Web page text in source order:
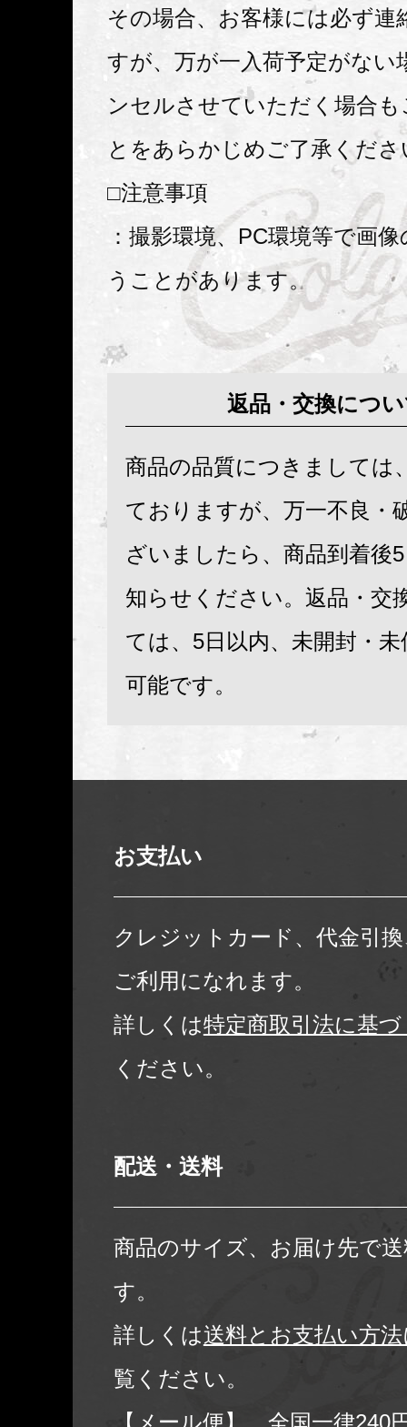
その場合、お客様には必ず連
すが、万が一入荷予定がない
ンセルさせていただく場合
とをあらかじめご了承くださ
□注意事項
：撮影環境、PC環境等で画
うことがあります。
返品・交換につ
商品の品質につきましては
ておりますが、万一不良・
ざいましたら、商品到着後
知らせください。返品・交
ては、5日以内、未開封・
可能です。
お支払い
クレジットカード、代金引
ご利用になれます。
詳しくは特定商取引法に基
ください。
配送・送料
商品のサイズ、お届け先で
す。
詳しくは送料とお支払い方
覧ください。
【メール便】 全国一律240